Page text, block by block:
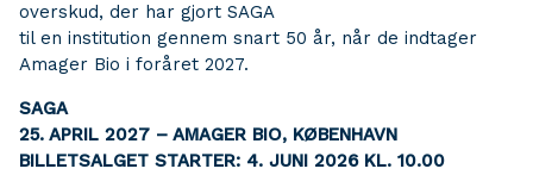
overskud, der har gjort SAGA
til en institution gennem snart 50 år, når de indtager
Amager Bio i foråret 2027.
SAGA
25. APRIL 2027 – AMAGER BIO, KØBENHAVN
BILLETSALGET STARTER: 4. JUNI 2026 KL. 10.00